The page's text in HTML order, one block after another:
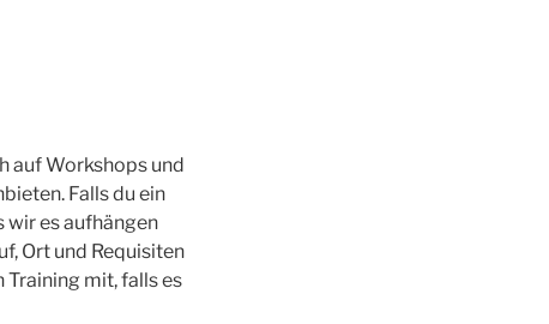
auf Workshops und
Falls du ein
wir es aufhängen
Ort und Requisiten
mit, falls es